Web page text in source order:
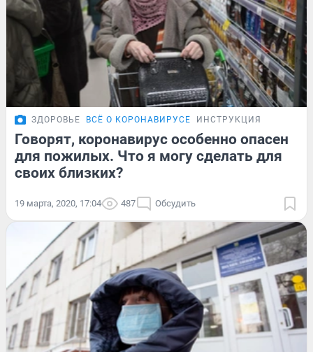
ЗДОРОВЬЕ ВСЁ О КОРОНАВИРУСЕ ИНСТРУКЦИЯ
Говорят, коронавирус особенно опасен
для пожилых. Что я могу сделать для
своих близких?
19 марта, 2020, 17:04 487 Обсудить